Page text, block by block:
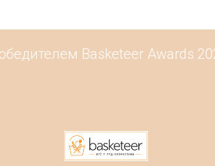
Basketeer Awards 2026.